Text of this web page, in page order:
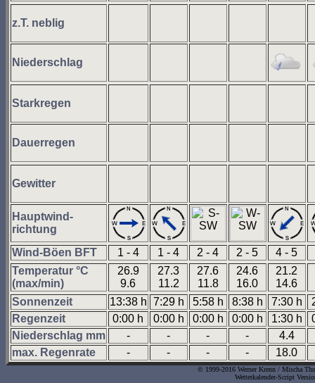
z.T. neblig
Niederschlag
Starkregen
Dauerregen
Gewitter
Hauptwind-
richtung
Wind-Böen BFT
1 - 4 1 - 4 2 - 4 2 - 5
4 - 5
Temperatur °C
(max/min)
26.9
9.6
27.3
11.2
27.6
11.8
24.6
16.0
21.2
14.6
Sonnenzeit
13:38 h 7:29 h 5:58 h 8:38 h 7:30 h
Regenzeit
0:00 h 0:00 h 0:00 h 0:00 h 1:30 h
Niederschlag mm
- - - -
4.4
max. Regenrate
- - - - 18.0
© 1999-2016 Werner Krenn / Mischa
Wetterkalender-Script